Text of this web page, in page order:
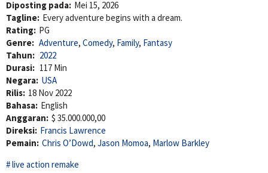
Diposting pada: Mei 15, 2026
Tagline: Every adventure begins with a dream.
Rating: PG
Genre: Adventure, Comedy, Family, Fantasy
Tahun: 2022
Durasi: 117 Min
Negara: USA
Rilis: 18 Nov 2022
Bahasa: English
Anggaran: $ 35.000.000,00
Direksi: Francis Lawrence
Pemain: Chris O’Dowd, Jason Momoa, Marlow Barkley
live action remake